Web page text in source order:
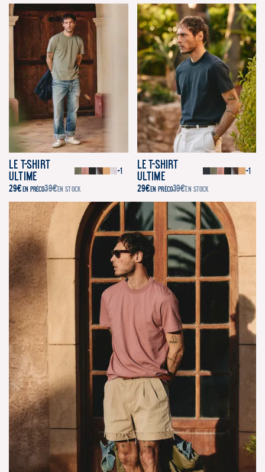
Le T-Shirt
Ultime
+1
29€ EN PRÉCO39€EN STOCK
Le T-Shirt
Ultime
+1
29€EN PRÉCO39€EN STOCK